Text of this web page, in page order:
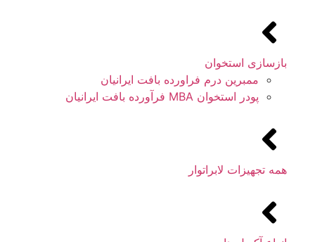
بازسازی استخوان
ممبرین درم فراورده بافت ایرانیان
پودر استخوان MBA فرآورده بافت ایرانیان
همه تجهیزات لابراتوار